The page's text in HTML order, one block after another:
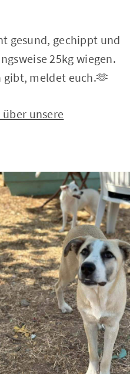
gesund, gechippt und
25kg wiegen.
gibt, meldet euch.🫶
unsere